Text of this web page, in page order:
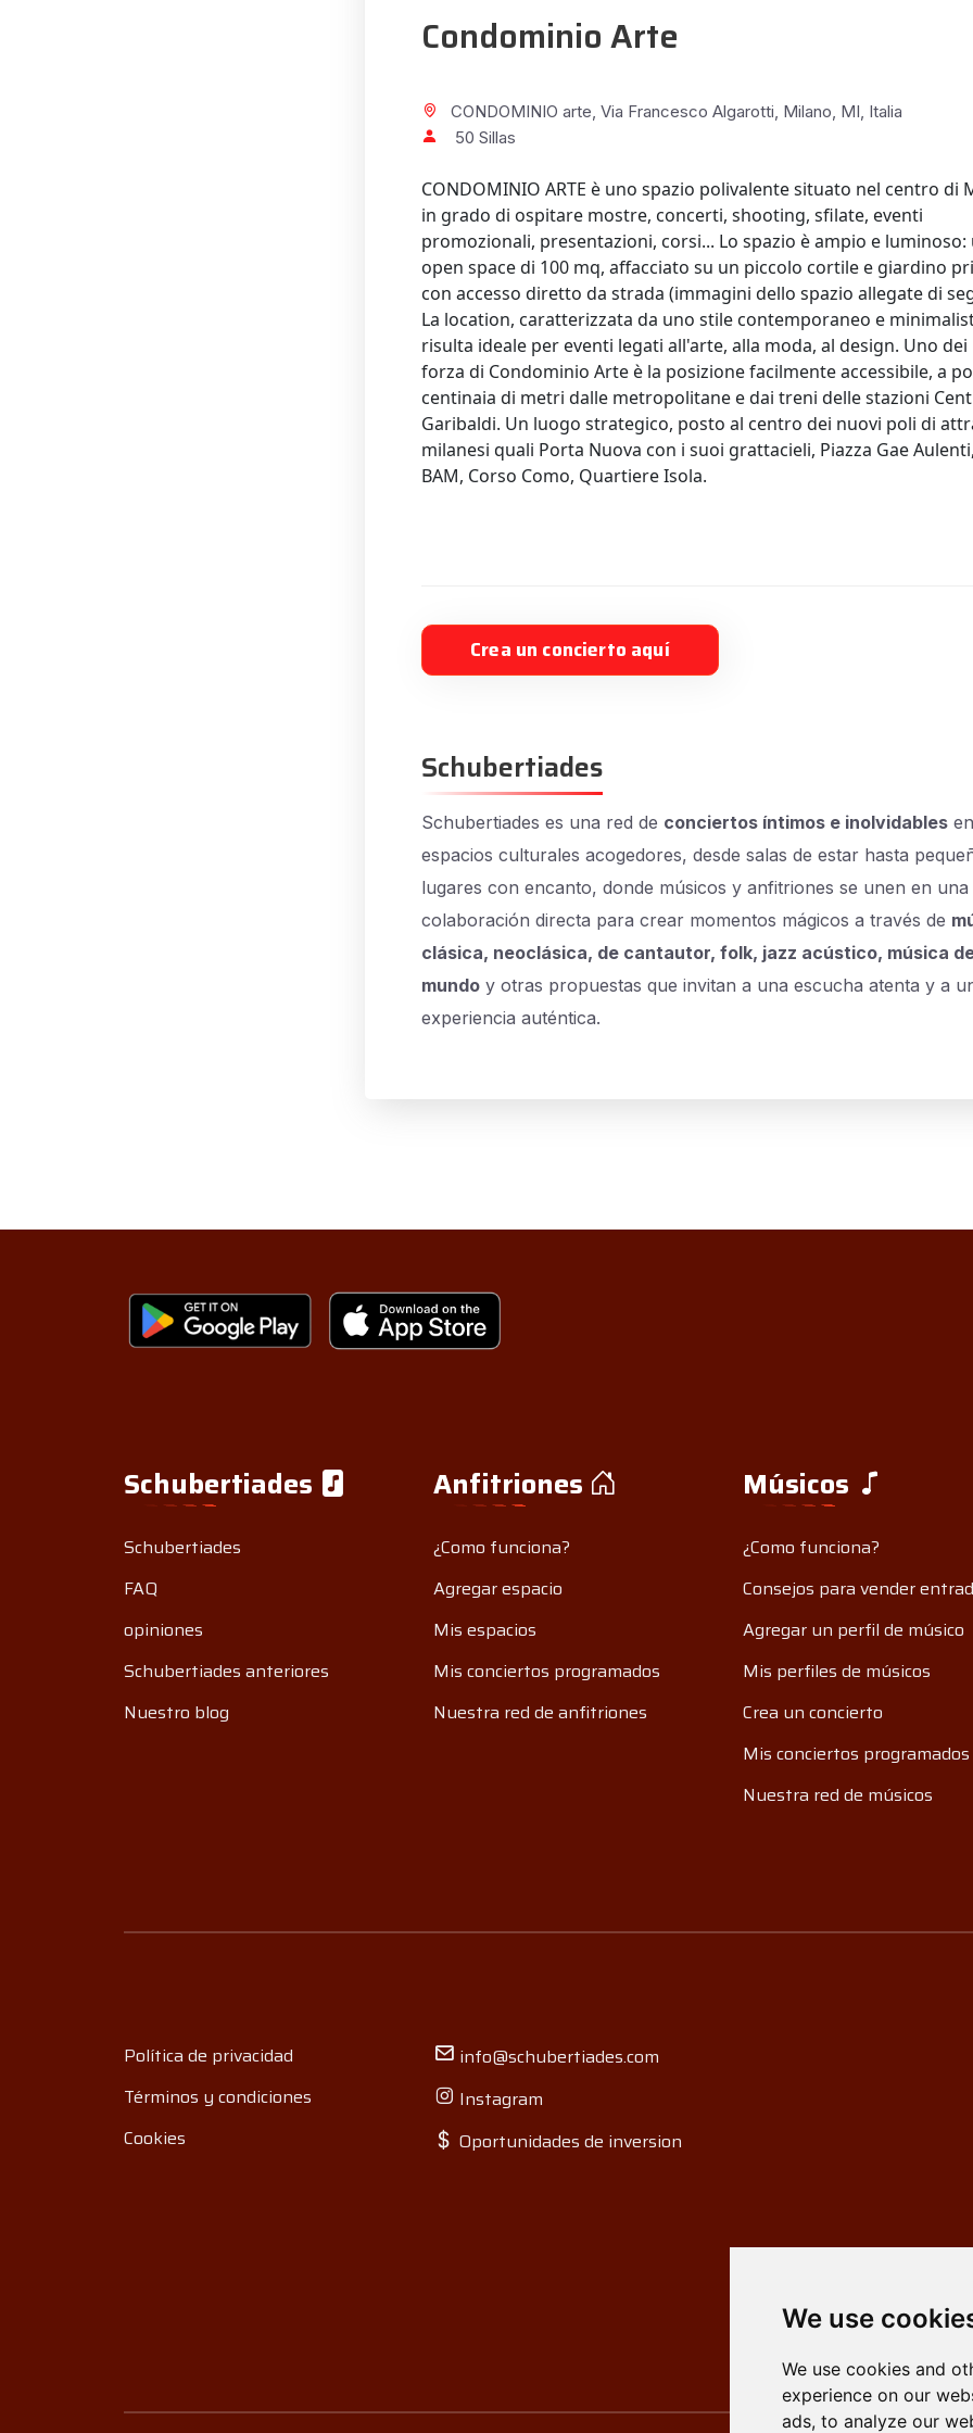
We use
We use cookies and
experience on our
ads, to analyze our
Condominio Arte
CONDOMINIO arte, Via Francesco Algarotti, Milano, MI, Italia
50 Sillas
CONDOMINIO ARTE è uno spazio polivalente situato nel centro di
in grado di ospitare mostre, concerti, shooting, sfilate, eventi
promozionali, presentazioni, corsi... Lo spazio è ampio e luminoso:
open space di 100 mq, affacciato su un piccolo cortile e giardino
con accesso diretto da strada (immagini dello spazio allegate di
La location, caratterizzata da uno stile contemporaneo e
risulta ideale per eventi legati all'arte, alla moda, al design. Uno
forza di Condominio Arte è la posizione facilmente accessibile, a
centinaia di metri dalle metropolitane e dai treni delle stazioni
Garibaldi. Un luogo strategico, posto al centro dei nuovi poli di
milanesi quali Porta Nuova con i suoi grattacieli, Piazza Gae
BAM, Corso Como, Quartiere Isola.
Crea un concierto aquí
Schubertiades
Schubertiades es una red de conciertos íntimos e inolvidables en
espacios culturales acogedores, desde salas de estar hasta
lugares con encanto, donde músicos y anfitriones se unen en una
colaboración directa para crear momentos mágicos a través de
clásica, neoclásica, de cantautor, folk, jazz acústico, música
mundo y otras propuestas que invitan a una escucha atenta y a
experiencia auténtica.
Schubertiades
Schubertiades
FAQ
opiniones
Schubertiades anteriores
Nuestro blog
Anfitriones
¿Como funciona?
Agregar espacio
Mis espacios
Mis conciertos programados
Nuestra red de anfitriones
Músicos
¿Como funciona?
Consejos para vender
Agregar un perfil de músico
Mis perfiles de músicos
Crea un concierto
Mis conciertos programados
Nuestra red de músicos
Política de privacidad
Términos y condiciones
Cookies
info@schubertiades.com
Instagram
Oportunidades de inversion